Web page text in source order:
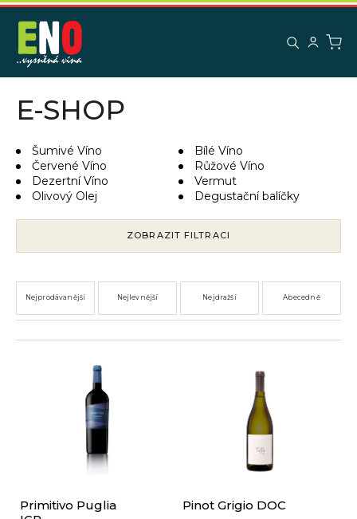
Přejít
obsah
E-SHOP
Šumivé Víno
Bílé Víno
Červené Víno
Růžové Víno
Dezertní Víno
Vermut
Olivový Olej
Degustační balíčky
ZOBRAZIT FILTRACI
Nejprodávanější Nejlevnější Nejdražší Abecedně
o
Primitivo Puglia
Pinot Grigio DOC
K
í
Zpět
Zpět
o
o
t
ř
u
e
t
e